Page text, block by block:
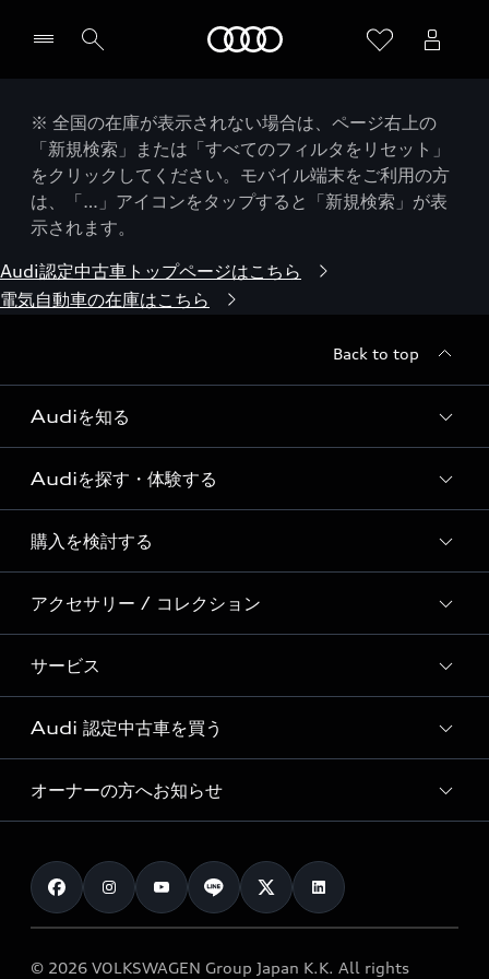
※ 全国の在庫が表示されない場合は、ページ右上の
「新規検索」または「すべてのフィルタをリセット」
をクリックしてください。モバイル端末をご利用の方
は、「…」アイコンをタップすると「新規検索」が表
示されます。
Audi認定中古車トップページはこちら
電気自動車の在庫はこちら
Back to top
Audiを知る
Audi ブランド
Story of Progress
Audi Sport
Formula 1®
デジタルサービス
Audiを探す・体験する
ディーラー検索
新車在庫検索
試乗車・展示車検索
見積り依頼
試乗予約
購入を検討する
モデル一覧
特別仕様モデル / 限定モデル
e-tronラインアップ
価格シミュレーション
車両比較
カタログ一覧
アクセサリー / コレクション
純正アクセサリー
オンラインショップ
Audi collection
アウディナビアプリ
サービス
サービス入庫予約
サービスプログラム
メンテナンス
車検 / 定期点検
e-tronアフターサポート
Audi 認定中古車を買う
Audi認定中古車
クオリティ
保証
メンテナンス
オーナーの方へお知らせ
お知らせ
オーナー様向けキャンペーン
© 2026 VOLKSWAGEN Group Japan K.K. All rights